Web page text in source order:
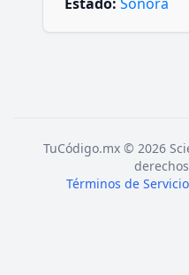
TuCódigo.mx © 2026
Términos de Servicio